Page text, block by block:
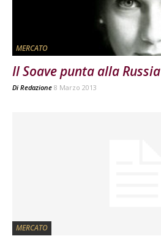
MERCATO
Il Soave punta alla Russia
Di Redazione 8 Marzo 2013
MERCATO